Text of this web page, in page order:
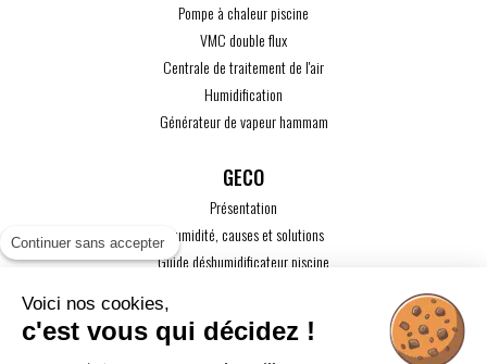
Continuer sans accepter
Voici nos cookies,
c'est vous qui décidez !
Pompe à chaleur piscine
VMC double flux
Centrale de traitement de l'air
Humidification
Générateur de vapeur hammam
GECO
Présentation
L'humidité, causes et solutions
Guide déshumidificateur piscine
Guide VMC